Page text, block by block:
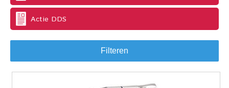
Actie DDS
Filteren